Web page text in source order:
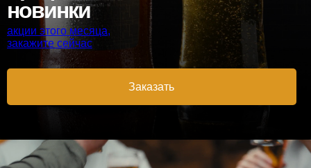
новинки
акции этого месяца,
закажите сейчас
Заказать